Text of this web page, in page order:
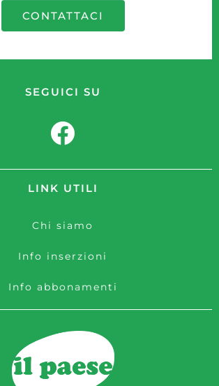
CONTATTACI
LINK UTILI
Chi siamo
Info inserzioni
Info abbonamenti
SEGUICI SU